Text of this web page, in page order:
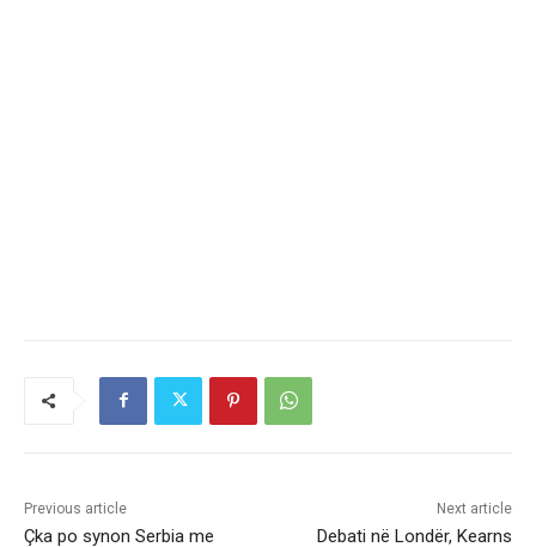
Previous article
Çka po synon Serbia me
Next article
Debati në Londër, Kearns